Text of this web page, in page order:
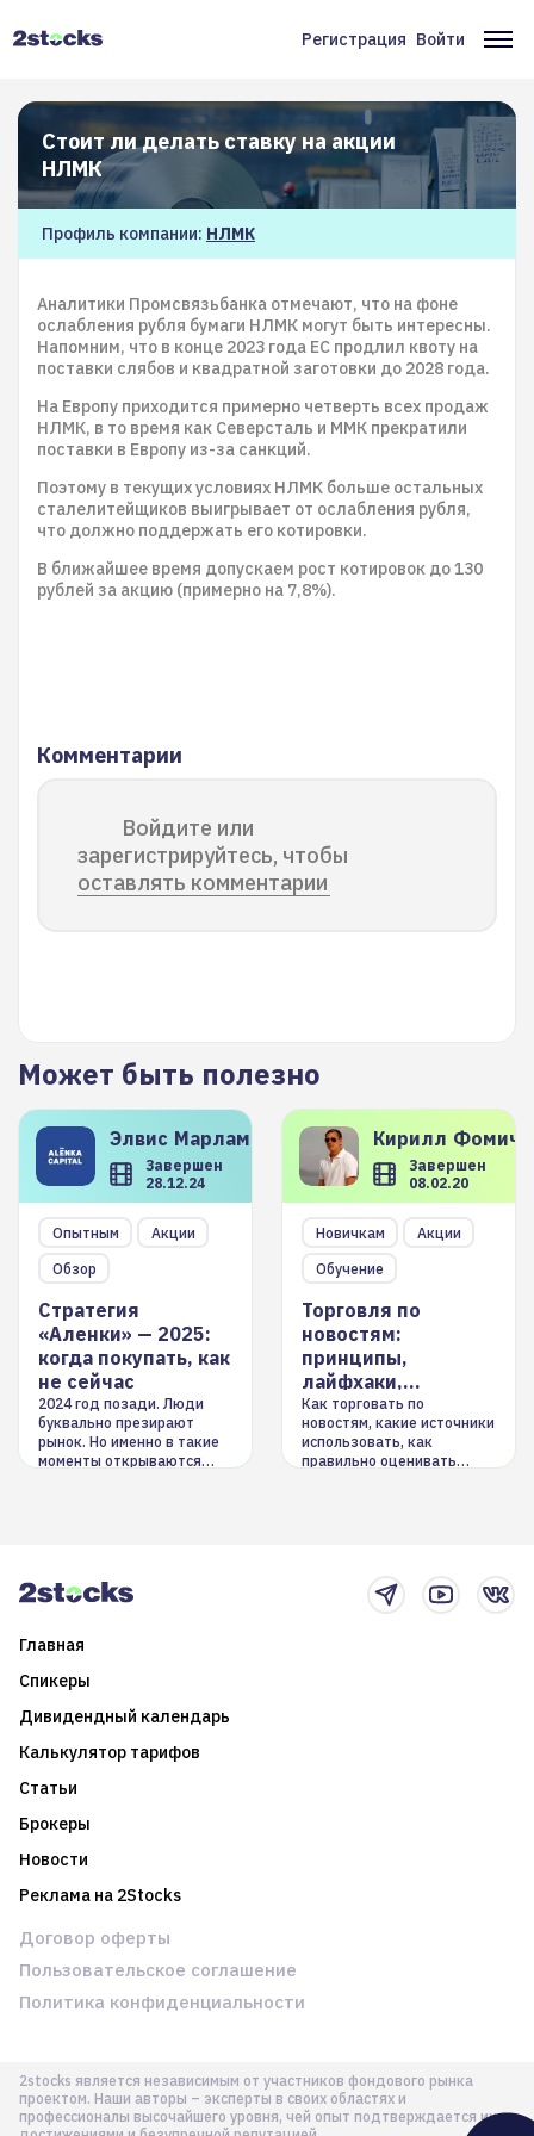
Меню
учётной
записи
пользователя
Регистрация Войти
Стоит ли делать ставку на акции
НЛМК
Профиль компании: НЛМК
Аналитики Промсвязьбанка отмечают, что на фоне
ослабления рубля бумаги НЛМК могут быть интересны.
Напомним, что в конце 2023 года ЕС продлил квоту на
поставки слябов и квадратной заготовки до 2028 года.
На Европу приходится примерно четверть всех продаж
НЛМК, в то время как Северсталь и ММК прекратили
поставки в Европу из-за санкций.
Поэтому в текущих условиях НЛМК больше остальных
сталелитейщиков выигрывает от ослабления рубля,
что должно поддержать его котировки.
В ближайшее время допускаем рост котировок до 130
рублей за акцию (примерно на 7,8%).
Комментарии
Войдите или
зарегистрируйтесь, чтобы
оставлять комментарии
Может быть полезно
Элвис Марламов
Завершен
28.12.24
Опытным
Акции
Обзор
Стратегия
«Аленки» — 2025:
когда покупать, как
не сейчас
2024 год позади. Люди
буквально презирают
рынок. Но именно в такие
моменты открываются
Кирилл
Завершен
08.02.20
Новичкам
Акции
Обучение
Торговля по
новостям:
принципы,
лайфхаки,
инструменты
Как торговать по
новостям, какие источники
использовать, как
правильно оценивать
Главная
Спикеры
Дивидендный календарь
Калькулятор тарифов
Статьи
Брокеры
Новости
Реклама на 2Stocks
2stocks является независимым от участников фондового рынка
проектом. Наши авторы – эксперты в своих областях и
профессионалы высочайшего уровня, чей опыт подтверждается их
Договор оферты
Пользовательское соглашение
Политика конфиденциальности